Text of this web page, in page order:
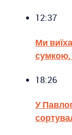
12:37
Ми
сумкою,
18:26
У